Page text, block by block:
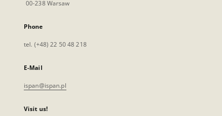
00-238 Warsaw
Phone
tel. (+48) 22 50 48 218
E-Mail
ispan@ispan.pl
Visit us!